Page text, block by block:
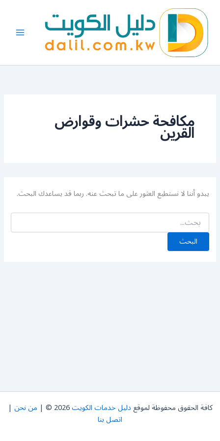
المحتوى
مكافحة حشرات وقوارض
القرين
يبدو أننا لا نستطيع العثور على ما تبحث عنه. ربما قد يساعدك البحث.
عن:
كافة الحقوق محفوظة لموقعدليل خدمات الكويت2026 © | من نحن |
اتصل بنا